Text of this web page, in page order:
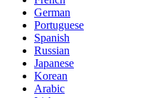
German
Portuguese
Spanish
Russian
Japanese
Korean
Arabic